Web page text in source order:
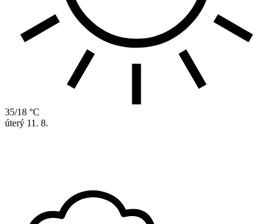
35/18 °C
úterý 11. 8.